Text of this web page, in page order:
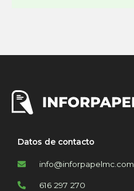
Datos de contacto
info@inforpapelmc.com
616 297 270